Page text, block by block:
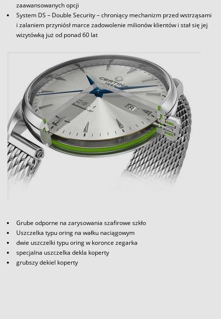
zaawansowanych opcji
System DS – Double Security – chroniący mechanizm przed wstrząsami
i zalaniem przyniósł marce zadowolenie milionów klientów i stał się jej
wizytówką już od ponad 60 lat
Grube odporne na zarysowania szafirowe szkło
Uszczelka typu oring na wałku naciągowym
dwie uszczelki typu oring w koronce zegarka
specjalna uszczelka dekla koperty
grubszy dekiel koperty